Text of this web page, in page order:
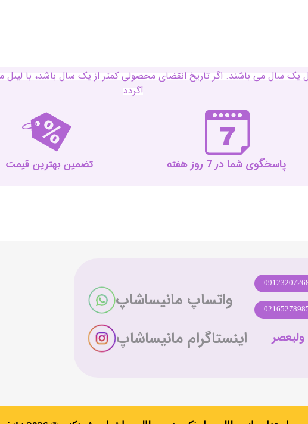
یک سال می باشند. اگر تاریخ انقضای محصولی کمتر از یک سال باشد، با
گردد!
تضمین بهترین قیمت پاسخگوی شما در 7 روز هفته
واتساپ مانیساشاپ
اینستاگرام مانیساشاپ